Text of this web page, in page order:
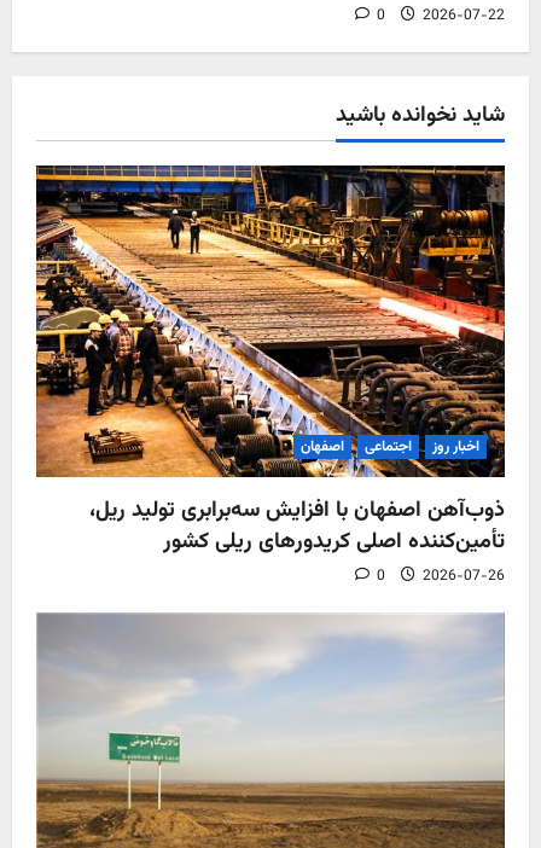
2026-07-22
0
شاید نخوانده باشید
اخبار روز اجتماعی اصفهان
ذوب‌آهن اصفهان با افزایش سه‌برابری تولید ریل،
تأمین‌کننده اصلی کریدورهای ریلی کشور
2026-07-26
0